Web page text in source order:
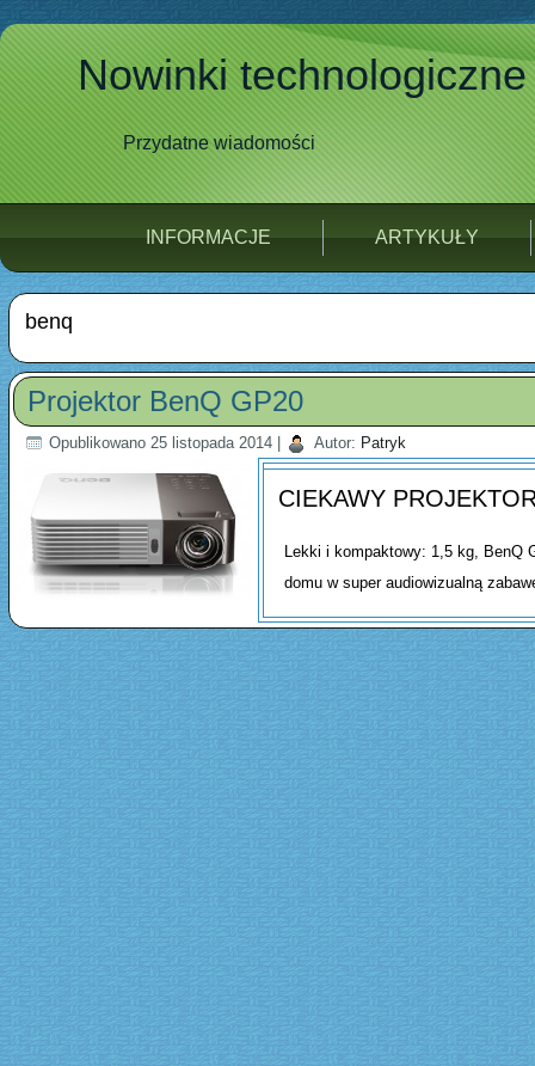
Nowinki technologiczne
Przydatne wiadomości
INFORMACJE ARTYKUŁY
benq
Projektor BenQ GP20
Opublikowano 25 listopada 2014 Autor: Patryk
CIEKAWY
Lekki i kompaktowy: 1,5 kg, BenQ
domu w super audiowizualną